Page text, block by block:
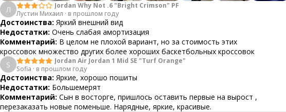
Л
Jordan Why Not .6 "Bright Crimson" PF
Лустин Михаил · в прошлом году
Достоинства: Яркий внешний вид
Недостатки: Очень слабая амортизация
Комментарий: В целом не плохой вариант, но за стоимость этих
кроссовок множество других более хороших баскетбольных кроссовок
S
Jordan Air Jordan 1 Mid SE "Turf Orange"
Sofia · в прошлом году
Достоинства: Яркие, хорошо пошиты
Недостатки: Большемерят
Комментарий: Сын в восторге, пришлось оставить первые на вырост ,
перезаказать новые поменьше. Нарядные, яркие, красивые.